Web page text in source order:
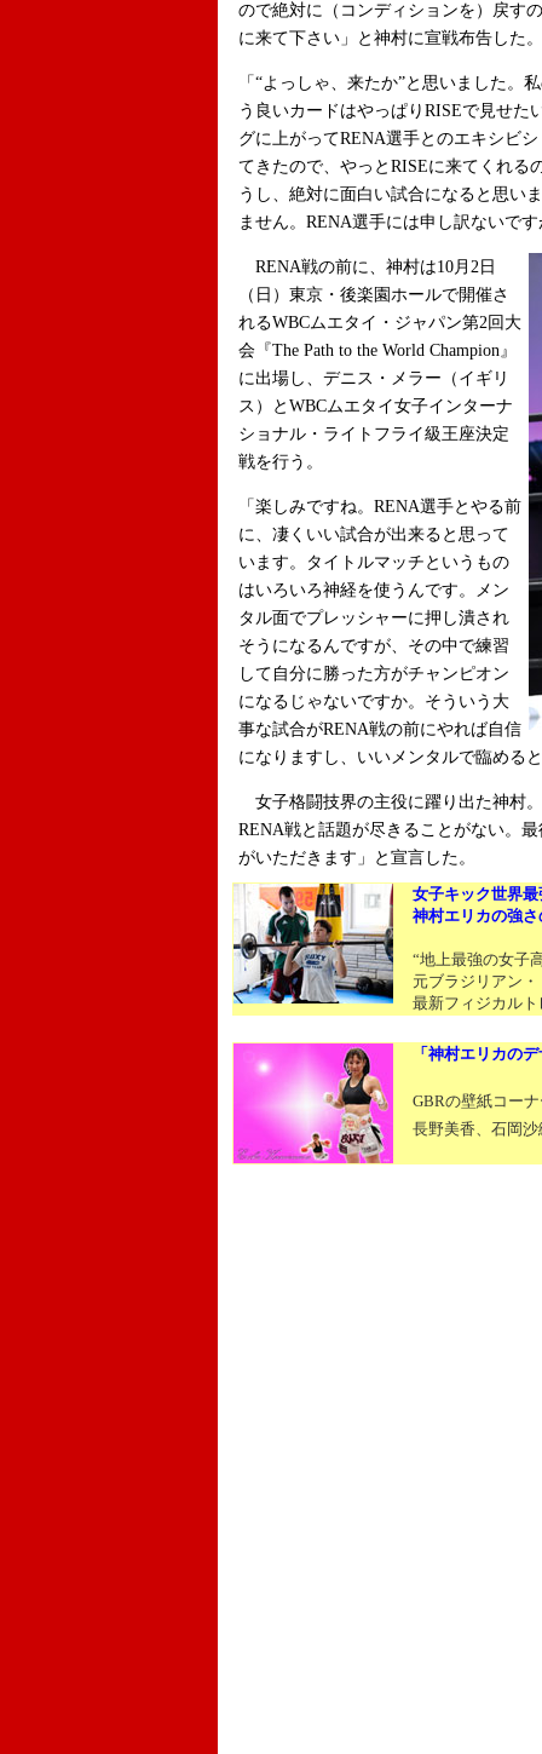
ので絶対に（コンディションを）戻す
に来て下さい」と神村に宣戦布告した。
「“よっしゃ、来たか”と思いました。
う良いカードはやっぱりRISEで見せた
グに上がってRENA選手とのエキシビ
てきたので、やっとRISEに来てくれる
うし、絶対に面白い試合になると思い
ません。RENA選手には申し訳ないで
RENA戦の前に、神村は10月2日
（日）東京・後楽園ホールで開催さ
れるWBCムエタイ・ジャパン第2回大
会『The Path to the World Champion』
に出場し、デニス・メラー（イギリ
ス）とWBCムエタイ女子インターナ
ショナル・ライトフライ級王座決定
戦を行う。
「楽しみですね。RENA選手とやる前
に、凄くいい試合が出来ると思って
います。タイトルマッチというもの
はいろいろ神経を使うんです。メン
タル面でプレッシャーに押し潰され
そうになるんですが、その中で練習
して自分に勝った方がチャンピオン
になるじゃないですか。そういう大
事な試合がRENA戦の前にやれば自信
になりますし、いいメンタルで臨める
女子格闘技界の主役に躍り出た神村
RENA戦と話題が尽きることがない。
がいただきます」と宣言した。
女子キック世界最
神村エリカの強さ
“地上最強の女子
元ブラジリアン・
最新フィジカルト
「神村エリカのデ
GBRの壁紙コー
長野美香、石岡沙